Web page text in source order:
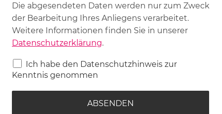
Die abgesendeten Daten werden nur zum Zweck
der Bearbeitung Ihres Anliegens verarbeitet.
Weitere Informationen finden Sie in unserer
Datenschutzerklärung.
Ich habe den Datenschutzhinweis zur
Kenntnis genommen
ABSENDEN